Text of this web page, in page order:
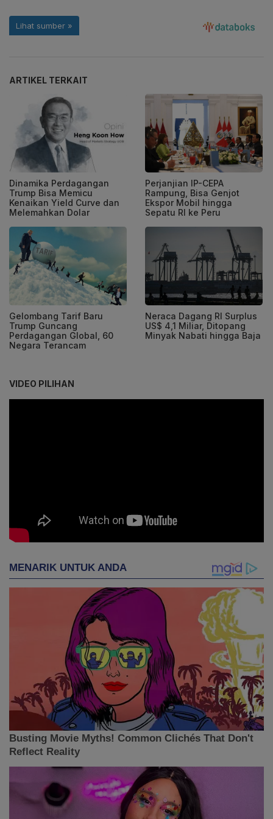
ARTIKEL TERKAIT
Dinamika Perdagangan
Trump Bisa Memicu
Kenaikan Yield Curve dan
Melemahkan Dolar
Perjanjian IP-CEPA
Rampung, Bisa Genjot
Ekspor Mobil hingga
Sepatu RI ke Peru
Gelombang Tarif Baru
Trump Guncang
Perdagangan Global, 60
Negara Terancam
Neraca Dagang RI Surplus
US$ 4,1 Miliar, Ditopang
Minyak Nabati hingga Baja
VIDEO PILIHAN